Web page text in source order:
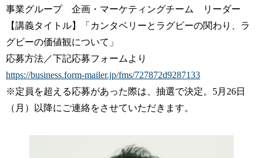
事業グループ 企画・マーケティングチーム リーダー
【講義タイトル】「カンタベリーとラグビーの関わり、ラ
グビーの価値観について」
応募方法／下記応募フォームより
https://business.form-mailer.jp/fms/727872d9287133
※定員を超える応募があった際は、抽選で決定。5月26日
（月）以降にご連絡をさせていただきます。